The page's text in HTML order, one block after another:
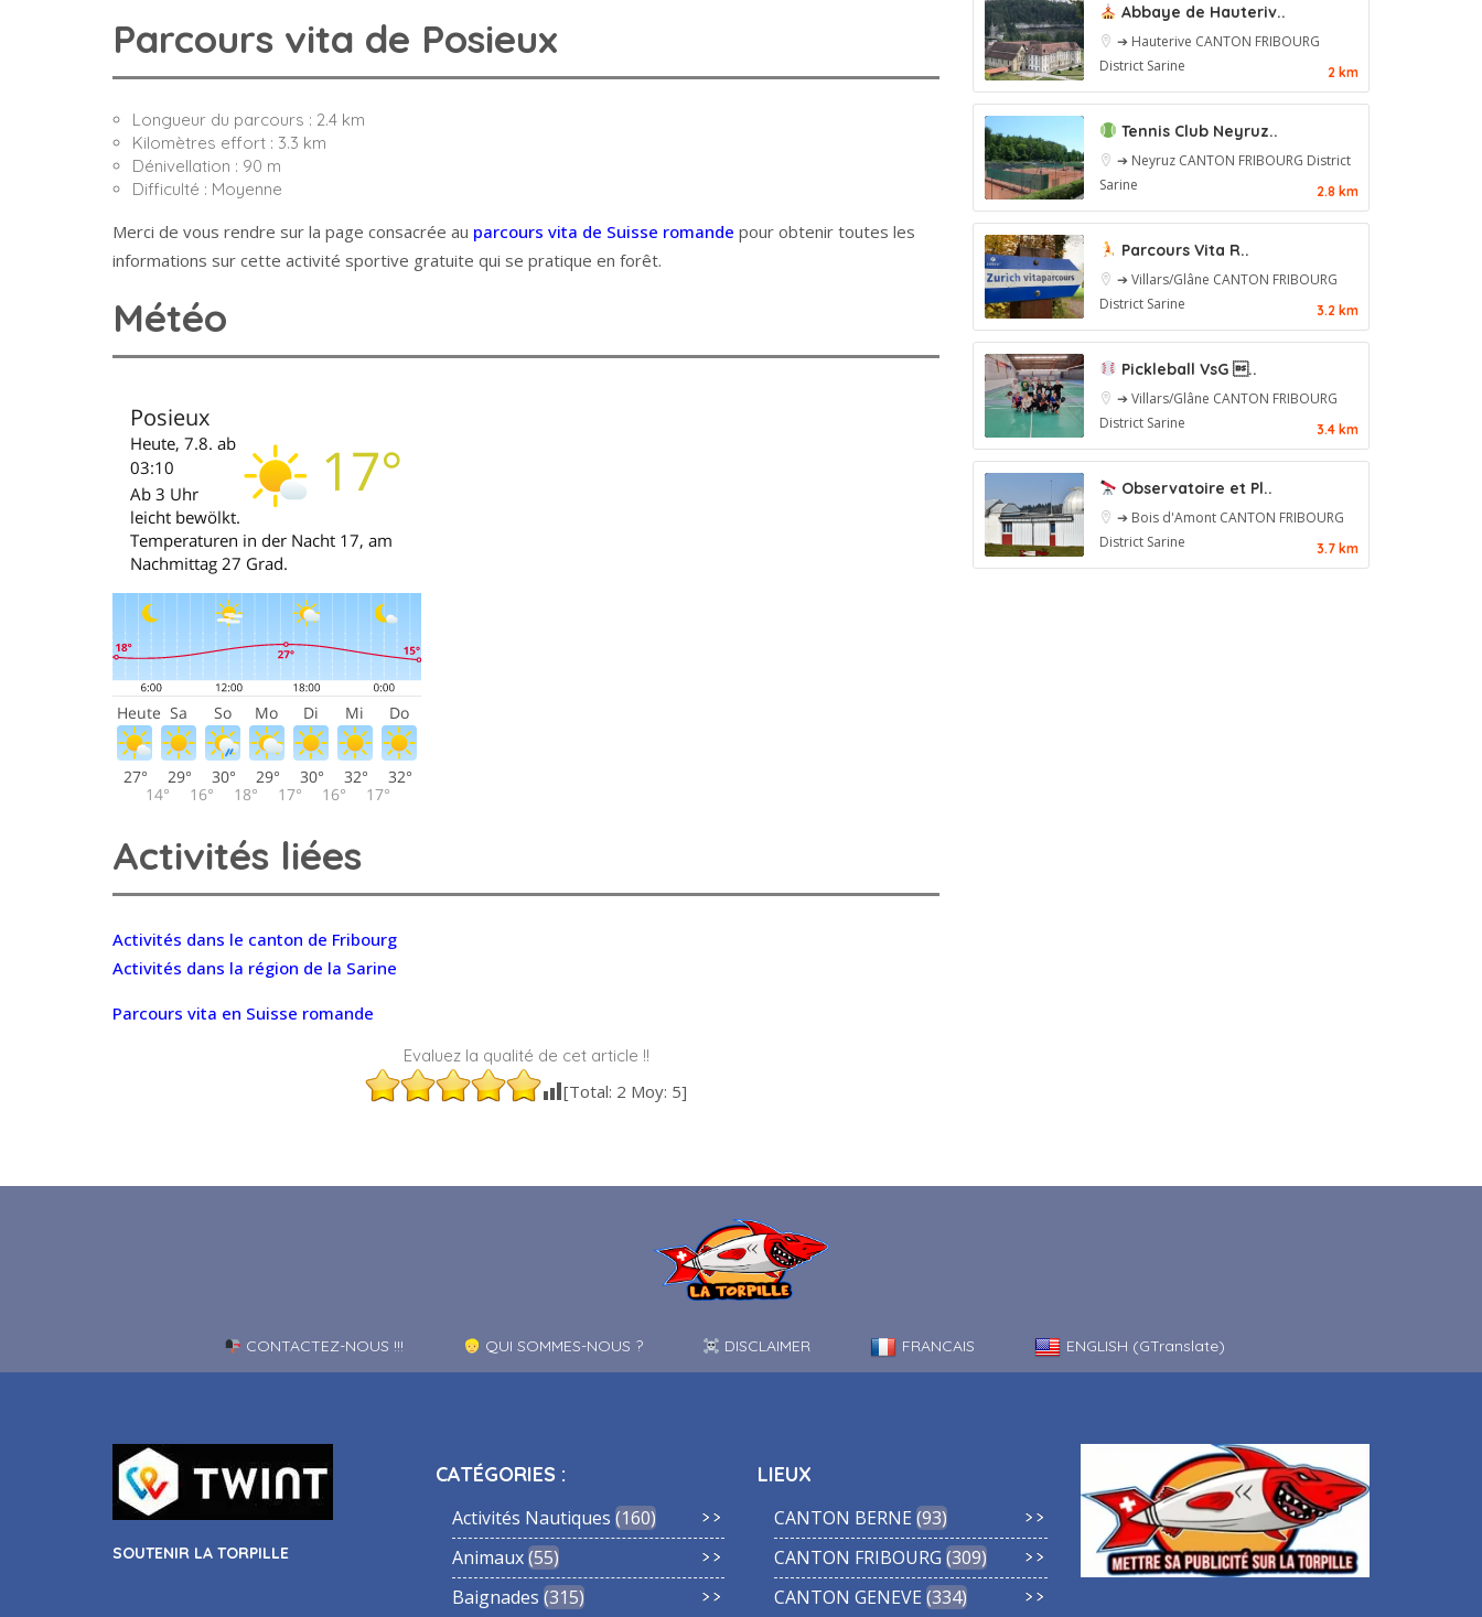
Parcours vita de Posieux
Longueur du parcours : 2.4 km
Kilomètres effort : 3.3 km
Dénivellation : 90 m
Difficulté : Moyenne
Merci de vous rendre sur la page consacrée au parcours vita de Suisse romande pour obtenir toutes les
informations sur cette activité sportive gratuite qui se pratique en forêt.
Météo
Activités liées
Activités dans le canton de Fribourg
Activités dans la région de la Sarine
Parcours vita en Suisse romande
Evaluez la qualité de cet article !!
[Total: 2 Moy: 5]
Abbaye de Hauteriv..
➔ Hauterive CANTON FRIBOURG
District Sarine
2 km
Tennis Club Neyruz..
➔ Neyruz CANTON FRIBOURG District
Sarine
2.8 km
Parcours Vita R..
➔ Villars/Glâne CANTON FRIBOURG
District Sarine
3.2 km
Pickleball VsG ..
➔ Villars/Glâne CANTON FRIBOURG
District Sarine
3.4 km
Observatoire et Pl..
➔ Bois d'Amont CANTON FRIBOURG
District Sarine
3.7 km
CONTACTEZ-NOUS !!! QUI SOMMES-NOUS ? DISCLAIMER FRANCAIS ENGLISH (GTranslate)
SOUTENIR LA TORPILLE
CATÉGORIES :
Activités Nautiques 160
Animaux 55
Baignades 315
LIEUX
CANTON BERNE 93
CANTON FRIBOURG 309
CANTON GENEVE 334